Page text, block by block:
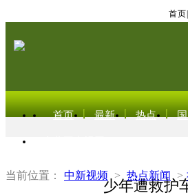
首页
首页 最新 热点
当前位置： 中新视频 > 热点新闻 >
少年遭救护